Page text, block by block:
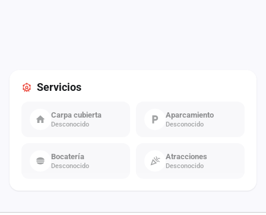
Servicios
Carpa cubierta
Desconocido
Aparcamiento
Desconocido
Bocatería
Desconocido
Atracciones
Desconocido